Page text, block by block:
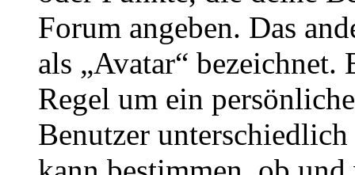
Forum angeben. Das
als „Avatar“
Regel um ein
Benutzer